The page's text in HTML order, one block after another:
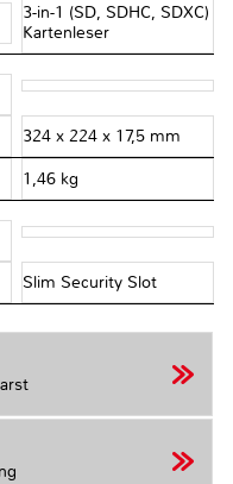
3-in-1 (SD, SDHC, SDXC)
Kartenleser
324 x 224 x 17,5 mm
1,46 kg
Slim Security Slot